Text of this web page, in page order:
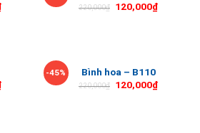
220,000₫ 120,000₫
-45% Bình hoa – B110
220,000₫ 120,000₫